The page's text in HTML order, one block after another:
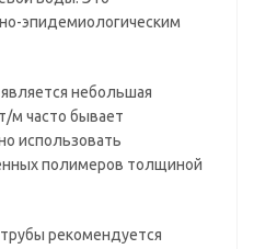
эпидемиологическим
небольшая
м часто бывает
использовать
полимеров толщиной
рекомендуется